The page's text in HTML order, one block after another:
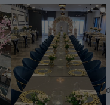
Berjer
şık bir lounge